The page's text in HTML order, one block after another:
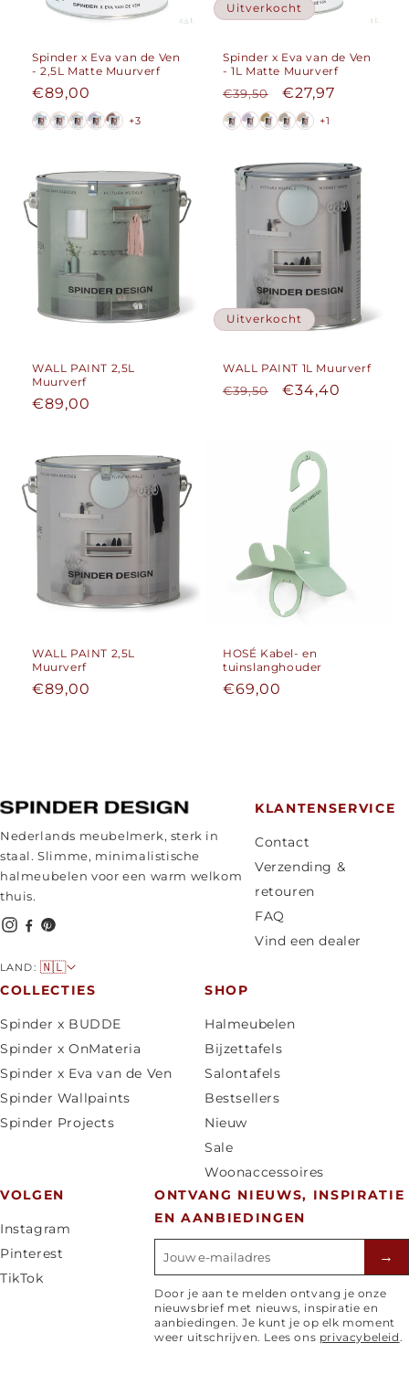
Spinder x Eva van de Ven
- 2,5L Matte Muurverf
Normale
prijs
€89,00
+3
Uitverkocht
Spinder x Eva van de Ven
- 1L Matte Muurverf
Normale
prijs
€39,50 €27,97
+1
WALL PAINT 2,5L
Muurverf
Normale
€89,00
Uitverkocht
WALL PAINT 1L Muurverf
Normale
€39,50 €34,40
WALL PAINT 2,5L
Muurverf
Normale
€89,00
HOSÉ Kabel- en
tuinslanghouder
Normale
€69,00
Nederlands meubelmerk, sterk in
staal. Slimme, minimalistische
halmeubelen voor een warm welkom
thuis.
LAND: L
a
/
r
e
g
🇳🇱
KLANTENSERVICE
Contact
Verzending &
retouren
FAQ
Vind een dealer
COLLECTIES
Spinder x BUDDE
Spinder x OnMateria
Spinder x Eva van de Ven
Spinder Wallpaints
Spinder Projects
SHOP
Halmeubelen
Bijzettafels
Salontafels
Bestsellers
Nieuw
Sale
Woonaccessoires
VOLGEN
Instagram
Pinterest
TikTok
ONTVANG NIEUWS, INSPIRATIE
EN AANBIEDINGEN
E-mailadres →
Door je aan te melden ontvang je onze
nieuwsbrief met nieuws, inspiratie en
aanbiedingen. Je kunt je op elk moment
weer uitschrijven. Lees ons privacybeleid.